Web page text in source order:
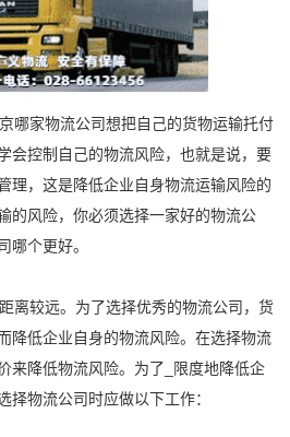
哪家物流公司想把自己的货物运输托付
会控制自己的物流风险，也就是说，要
理，这是降低企业自身物流运输风险的
的风险，你必须选择一家好的物流公
哪个更好。
离较远。为了选择优秀的物流公司，货
降低企业自身的物流风险。在选择物流
来降低物流风险。为了_限度地降低企
择物流公司时应做以下工作：